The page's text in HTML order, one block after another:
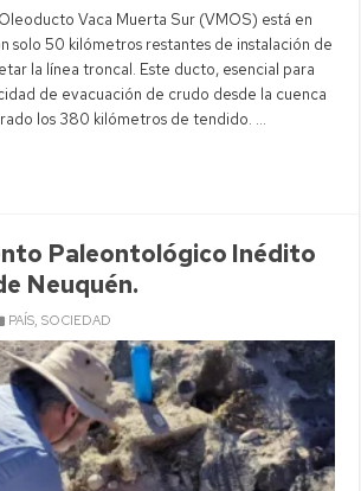
Vaca Muerta Sur (VMOS) está en
solo 50 kilómetros restantes de instalación de
la línea troncal. Este ducto, esencial para
de evacuación de crudo desde la cuenca
los 380 kilómetros de tendido. …
Paleontológico Inédito
Neuquén.
PAÍS ,SOCIEDAD